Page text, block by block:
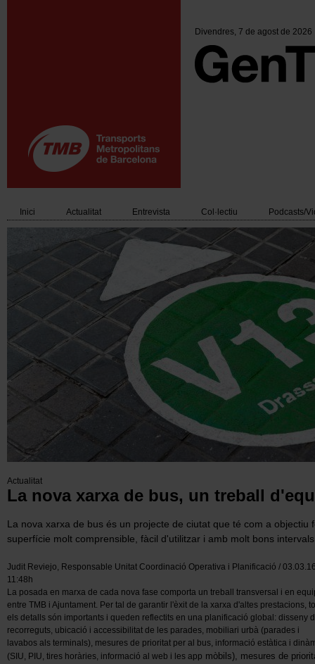
Divendres, 7 de agost de 2026
Main
navigation
Inici Actualitat Entrevista Col·lectiu Podcasts/
Actualitat
La nova xarxa de bus, un treball
La nova xarxa de bus és un projecte de ciutat que té com a objectiu
superfície molt comprensible, fàcil d'utilitzar i amb molt bons
Judit Reviejo, Responsable Unitat Coordinació Operativa i Planificació /
11:48h
La posada en marxa de cada nova fase comporta un treball transversal i en
entre TMB i Ajuntament. Per tal de garantir l'èxit de la xarxa d'altes prestacions,
els detalls són importants i queden reflectits en una planificació global: disseny
recorreguts, ubicació i accessibilitat de les parades, mobiliari urbà (parades i
lavabos als terminals), mesures de prioritat per al bus, informació estàtica i
(SIU, PIU, tires horàries, informació al web i les app mòbils), mesures de